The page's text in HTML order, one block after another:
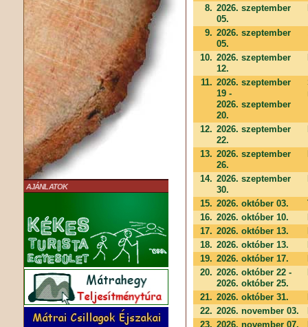
AJÁNLATOK
8. 2026. szeptember
05.
9. 2026. szeptember
05.
10. 2026. szeptember
12.
11. 2026. szeptember
19 -
2026. szeptember
20.
12. 2026. szeptember
22.
13. 2026. szeptember
26.
14. 2026. szeptember
30.
15. 2026. október 03.
16. 2026. október 10.
17. 2026. október 13.
18. 2026. október 13.
19. 2026. október 17.
20. 2026. október 22 -
2026. október 25.
21. 2026. október 31.
22. 2026. november 03.
23. 2026. november 07.